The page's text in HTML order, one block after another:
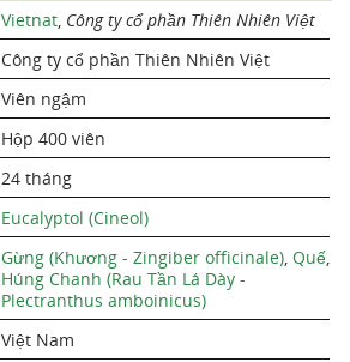
Vietnat, Công ty cổ phần Thiên Nhiên Việt
Công ty cổ phần Thiên Nhiên Việt
Viên ngậm
Hộp 400 viên
24 tháng
Eucalyptol (Cineol)
Gừng (Khương - Zingiber officinale), Quế,
Húng Chanh (Rau Tần Lá Dày -
Plectranthus amboinicus)
Việt Nam